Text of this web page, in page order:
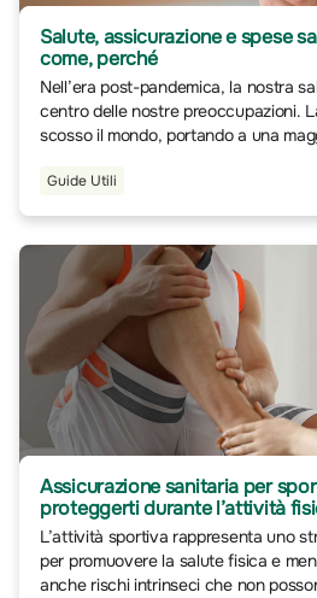
Salute, assicurazione e spese
come, perché
Nell’era post-pandemica, la nostra
centro delle nostre preoccupazioni.
scosso il mondo, portando a una
un’attenzione crescente alla
Guide Utili
Assicurazione sanitaria per
proteggerti durante l’attività
L’attività sportiva rappresenta uno
per promuovere la salute fisica e
anche rischi intrinseci che non